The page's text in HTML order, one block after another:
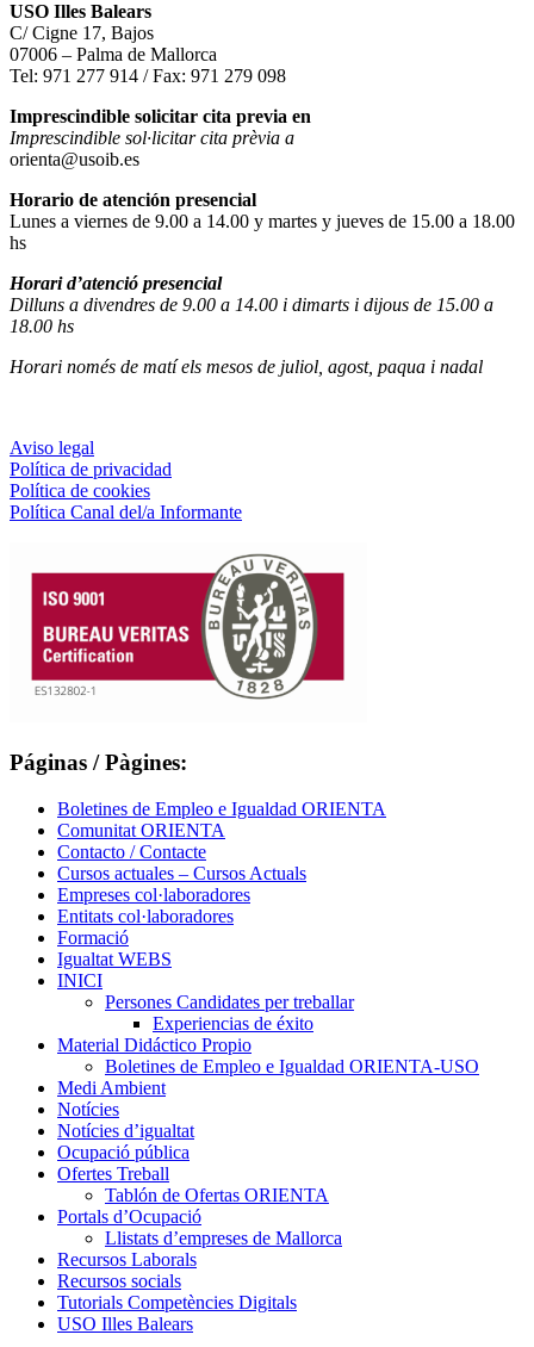
USO Illes Balears
C/ Cigne 17, Bajos
07006 – Palma de Mallorca
Tel: 971 277 914 / Fax: 971 279 098
Imprescindible solicitar cita previa en
Imprescindible sol·licitar cita prèvia a
orienta@usoib.es
Horario de atención presencial
Lunes a viernes de 9.00 a 14.00 y martes y jueves de 15.00 a 18.00
hs
Horari d’atenció presencial
Dilluns a divendres de 9.00 a 14.00 i dimarts i dijous de 15.00 a
18.00 hs
Horari només de matí els mesos de juliol, agost, paqua i nadal
Aviso legal
Política de privacidad
Política de cookies
Política Canal del/a Informante
Páginas / Pàgines:
Boletines de Empleo e Igualdad ORIENTA
Comunitat ORIENTA
Contacto / Contacte
Cursos actuales – Cursos Actuals
Empreses col·laboradores
Entitats col·laboradores
Formació
Igualtat WEBS
INICI
Persones Candidates per treballar
Experiencias de éxito
Material Didáctico Propio
Boletines de Empleo e Igualdad ORIENTA-USO
Medi Ambient
Notícies
Notícies d’igualtat
Ocupació pública
Ofertes Treball
Tablón de Ofertas ORIENTA
Portals d’Ocupació
Llistats d’empreses de Mallorca
Recursos Laborals
Recursos socials
Tutorials Competències Digitals
USO Illes Balears